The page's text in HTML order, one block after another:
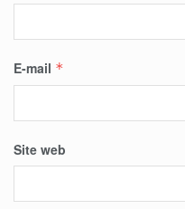
E-mail *
Site web